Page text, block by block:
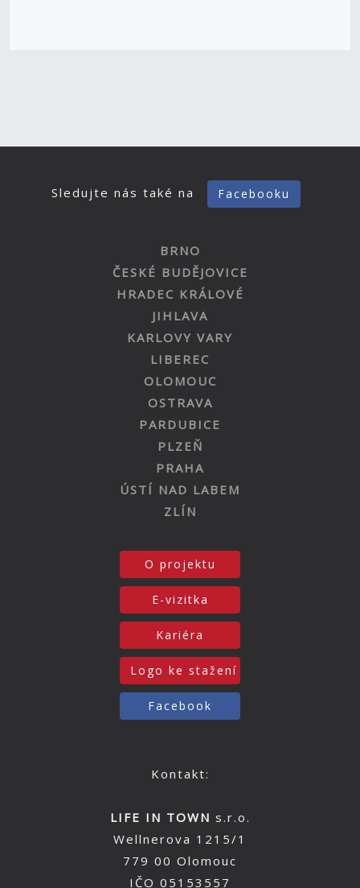
Sledujte nás také na Facebooku
BRNO
ČESKÉ BUDĚJOVICE
HRADEC KRÁLOVÉ
JIHLAVA
KARLOVY VARY
LIBEREC
OLOMOUC
OSTRAVA
PARDUBICE
PLZEŇ
PRAHA
ÚSTÍ NAD LABEM
ZLÍN
O projektu
E-vizitka
Kariéra
Logo ke stažení
Facebook
Kontakt:
LIFE IN TOWN s.r.o.
Wellnerova 1215/1
779 00 Olomouc
IČO 05153557